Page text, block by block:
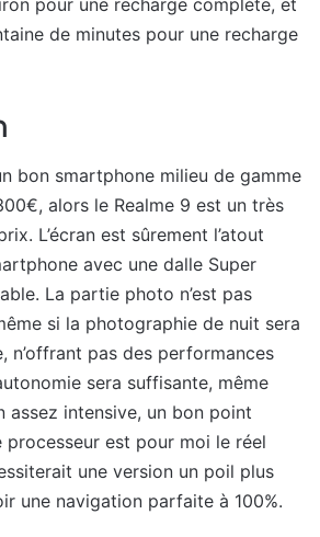
de minutes pour une recharge
bon smartphone milieu de gamme
alors le Realme 9 est un très
L’écran est sûrement l’atout
avec une dalle Super
La partie photo n’est pas
si la photographie de nuit sera
n’offrant pas des performances
sera suffisante, même
assez intensive, un bon point
processeur est pour moi le réel
une version un poil plus
une navigation parfaite à 100%.